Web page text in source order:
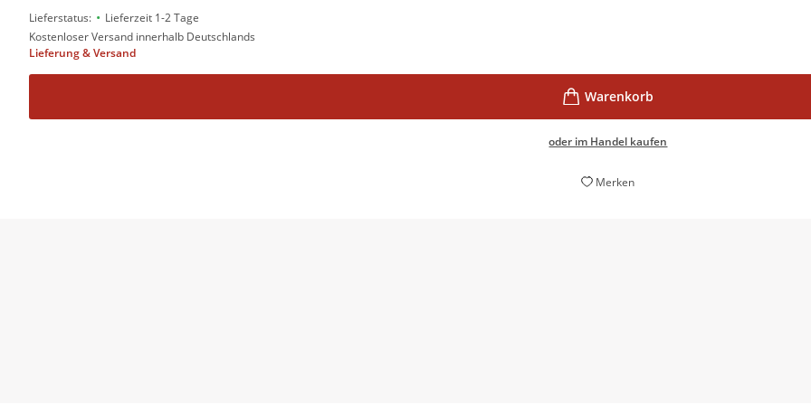
Lieferstatus: • Lieferzeit 1-2 Tage
Kostenloser Versand innerhalb Deutschlands
Lieferung & Versand
oder im Handel kaufen
Merken